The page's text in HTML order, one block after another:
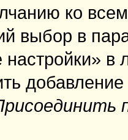
ко
выбор в
настройки»